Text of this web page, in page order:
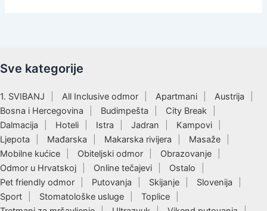
Sve kategorije
1. SVIBANJ All Inclusive odmor Apartmani
Austrija
Bosna i Hercegovina
Budimpešta
City Break
Dalmacija
Hoteli Istra Jadran
Kampovi
Ljepota
Mađarska Makarska rivijera
Masaže
Mobilne kućice
Obiteljski odmor
Obrazovanje
Odmor u Hrvatskoj
Online tečajevi
Ostalo
Pet friendly odmor
Putovanja Skijanje
Slovenija
Sport
Stomatološke usluge
Toplice